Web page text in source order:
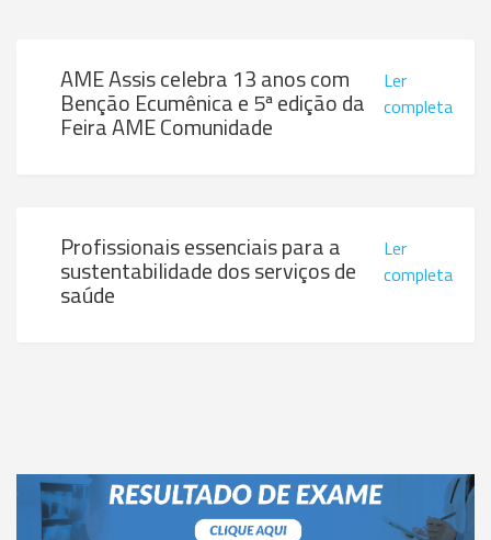
AME Assis celebra 13 anos com
Benção Ecumênica e 5ª edição da
Feira AME Comunidade
Ler
completa
Profissionais essenciais para a
sustentabilidade dos serviços de
saúde
Ler
completa